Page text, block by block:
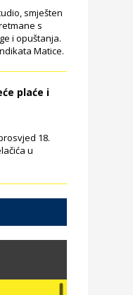
smješten
s
i opuštanja.
Matice.
plaće i
18.
u